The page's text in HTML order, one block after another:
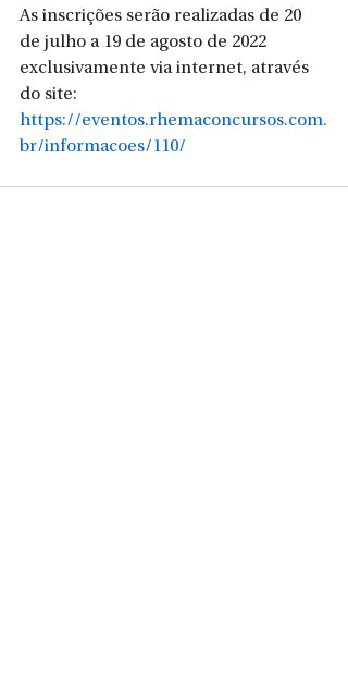
As inscrições serão realizadas de 20
de julho a 19 de agosto de 2022
exclusivamente via internet, através
do site:
https://eventos.rhemaconcursos.com.
br/informacoes/110/